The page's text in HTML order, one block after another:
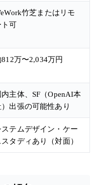
竹芝またはリモ
ト可
812万〜2,034万円
内主体、SF（OpenAI本
）出張の可能性あり
ステムデザイン・ケー
スタディあり（対面）